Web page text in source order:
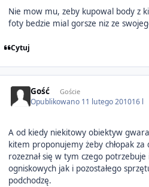
Nie mow mu, zeby kupowal body z
foty bedzie mial gorsze niz ze
Cytuj
Gość Goście
Opublikowano 11 lutego 201016 l
A od kiedy niekitowy obiektyw
kitem proponujemy żeby chłopak za
rozeznał się w tym czego
ogniskowych jak i pozostałego
podchodzę.